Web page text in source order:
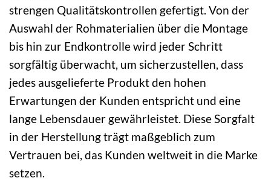
strengen Qualitätskontrollen gefertigt. Von der
Auswahl der Rohmaterialien über die Montage
bis hin zur Endkontrolle wird jeder Schritt
sorgfältig überwacht, um sicherzustellen, dass
jedes ausgelieferte Produkt den hohen
Erwartungen der Kunden entspricht und eine
lange Lebensdauer gewährleistet. Diese Sorgfalt
in der Herstellung trägt maßgeblich zum
Vertrauen bei, das Kunden weltweit in die Marke
setzen.